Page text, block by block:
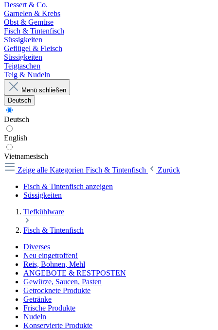
Dessert & Co.
Garnelen & Krebs
Obst & Gemüse
Fisch & Tintenfisch
Süssigkeiten
Geflügel & Fleisch
Süssigkeiten
Teigtaschen
Teig & Nudeln
Menü schließen
Deutsch
Deutsch
English
Vietnamesisch
Zeige alle Kategorien Fisch & Tintenfisch
Zurück
Fisch & Tintenfisch anzeigen
Süssigkeiten
Tiefkühlware
Fisch & Tintenfisch
Diverses
Neu eingetroffen!
Reis, Bohnen, Mehl
ANGEBOTE & RESTPOSTEN
Gewürze, Saucen, Pasten
Getrocknete Produkte
Getränke
Frische Produkte
Nudeln
Konservierte Produkte